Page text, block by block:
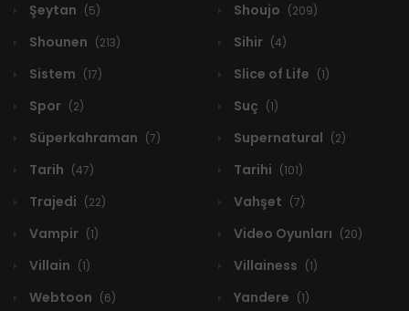
Şeytan (5) Shoujo (209)
Shounen (213) Sihir (4)
Sistem (17) Slice of Life (1)
Spor (2) Suç (1)
Süperkahraman (7) Supernatural (2)
Tarih (47) Tarihi (101)
Trajedi (22) Vahşet (7)
Vampir (1) Video Oyunları (20)
Villain (1) Villainess (1)
Webtoon (6) Yandere (1)